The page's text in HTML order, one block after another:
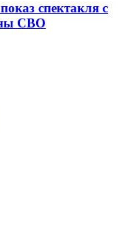
спектакля с
СВО